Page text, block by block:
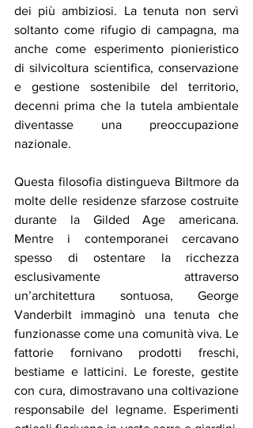
dei più ambiziosi. La tenuta non servì
soltanto come rifugio di campagna, ma
anche come esperimento pionieristico
di silvicoltura scientifica, conservazione
e gestione sostenibile del territorio,
decenni prima che la tutela ambientale
diventasse una preoccupazione
nazionale.
Questa filosofia distingueva Biltmore da
molte delle residenze sfarzose costruite
durante la Gilded Age americana.
Mentre i contemporanei cercavano
spesso di ostentare la ricchezza
esclusivamente attraverso
un’architettura sontuosa, George
Vanderbilt immaginò una tenuta che
funzionasse come una comunità viva. Le
fattorie fornivano prodotti freschi,
bestiame e latticini. Le foreste, gestite
con cura, dimostravano una coltivazione
responsabile del legname. Esperimenti